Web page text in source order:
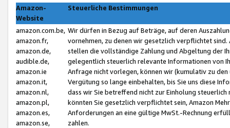
Amazon-
Website
Steuerliche Bestimmungen
amazon.com.be,
amazon.fr,
amazon.de,
audible.de,
amazon.ie
amazon.it,
amazon.nl,
amazon.pl,
amazon.es,
amazon.se,
Wir dürfen in Bezug auf Beträge, auf deren
vornehmen, zu denen wir gesetzlich verpflichtet
stellen die vollständige Zahlung und Abgeltung der
gelegentlich steuerlich relevante Informationen von
Anfrage nicht vorlegen, können wir (kumulativ zu
Vergütung so lange einbehalten, bis Sie uns diese
dass wir Sie betreffend nicht zur Einholung
könnten Sie gesetzlich verpflichtet sein, Amazon
Anforderungen an eine gültige MwSt.-Rechnung
zahlen.